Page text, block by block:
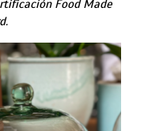
Food Made